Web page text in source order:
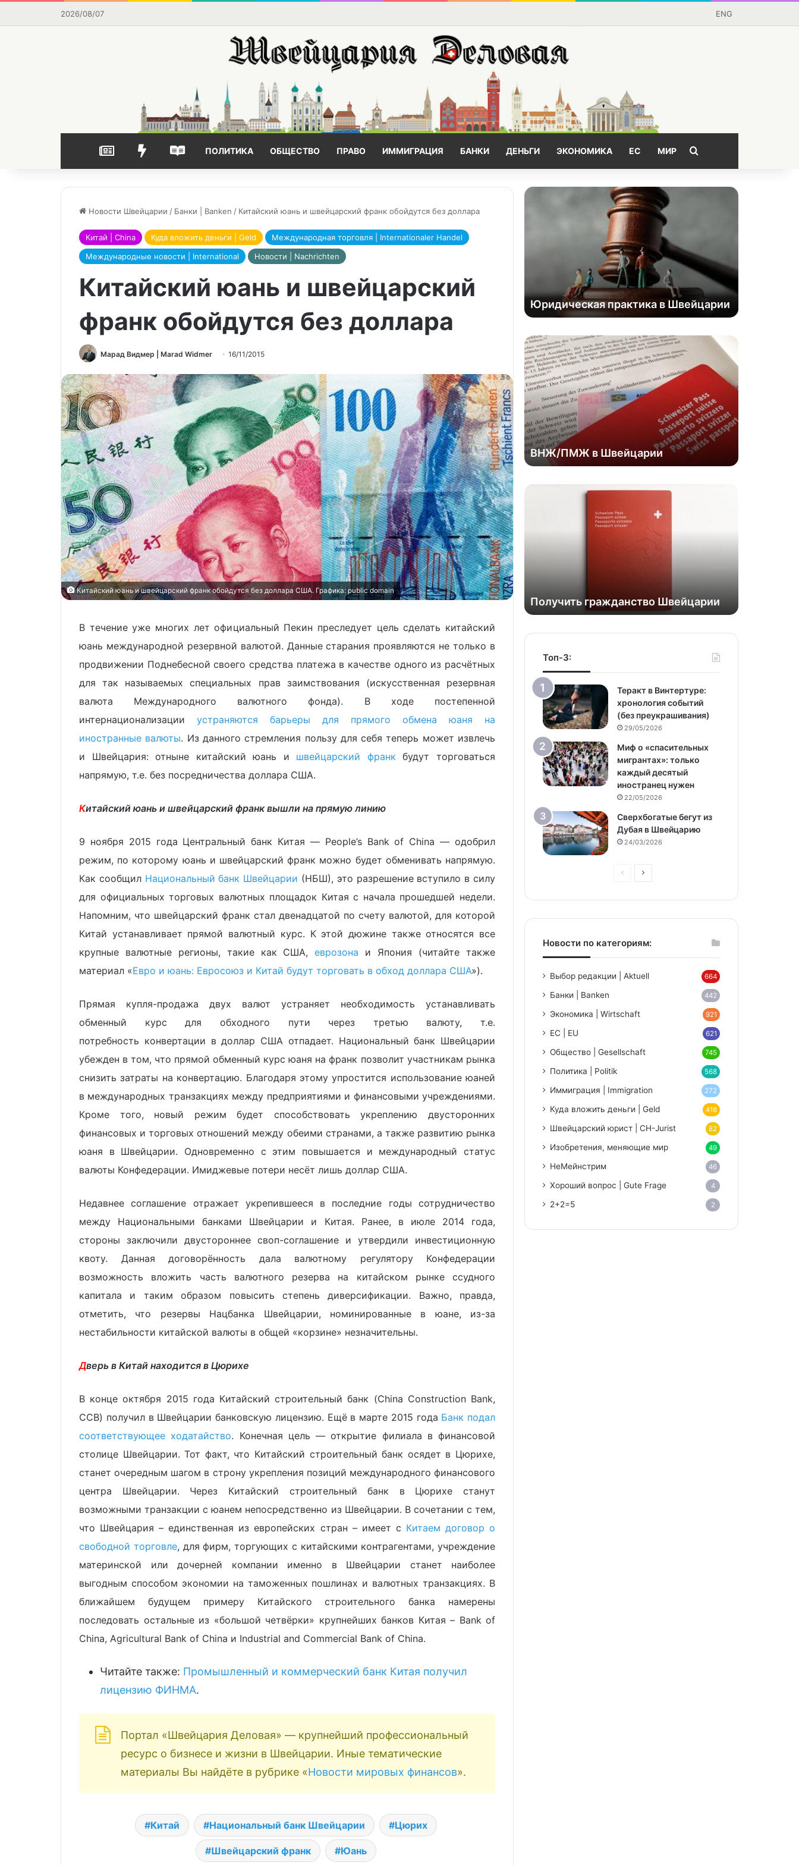
2026/08/07 ENG
НОВОСТИВЫБОР РЕДАКЦИИЧАСТО ЧИТАЕМОЕ
ПОЛИТИКА ОБЩЕСТВО ПРАВО ИММИГРАЦИЯ БАНКИ ДЕНЬГИ ЭКОНОМИКА ЕС МИР Поищем?
Новости Швейцарии / Банки | Banken / Китайский юань и швейцарский франк обойдутся без доллара
Китай | China Куда вложить деньги | Geld
Международная торговля | Internationaler Handel
Международные новости | International
Новости | Nachrichten
Китайский юань и швейцарский
франк обойдутся без доллара
Марад Видмер | Marad Widmer 16/11/2015
Китайский юань и швейцарский франк обойдутся без доллара США. Графика: public domain
В течение уже многих лет официальный Пекин преследует цель сделать китайский
юань международной резервной валютой. Данные старания проявляются не только в
продвижении Поднебесной своего средства платежа в качестве одного из расчётных
для так называемых специальных прав заимствования (искусственная резервная
валюта Международного валютного фонда). В ходе постепенной
интернационализации устраняются барьеры для прямого обмена юаня на
иностранные валюты. Из данного стремления пользу для себя теперь может извлечь
и Швейцария: отныне китайский юань и швейцарский франк будут торговаться
напрямую, т.е. без посредничества доллара США.
Китайский юань и швейцарский франк вышли на прямую линию
9 ноября 2015 года Центральный банк Китая — People’s Bank of China — одобрил
режим, по которому юань и швейцарский франк можно будет обменивать напрямую.
Как сообщил Национальный банк Швейцарии (НБШ), это разрешение вступило в силу
для официальных торговых валютных площадок Китая с начала прошедшей недели.
Напомним, что швейцарский франк стал двенадцатой по счету валютой, для которой
Китай устанавливает прямой валютный курс. К этой дюжине также относятся все
крупные валютные регионы, такие как США,еврозона и Япония (читайте также
материал «Евро и юань: Евросоюз и Китай будут торговать в обход доллара США»).
Прямая купля-продажа двух валют устраняет необходимость устанавливать
обменный курс для обходного пути через третью валюту, т.е.
потребность конвертации в доллар США отпадает. Национальный банк Швейцарии
убежден в том, что прямой обменный курс юаня на франк позволит участникам рынка
снизить затраты на конвертацию. Благодаря этому упростится использование юаней
в международных транзакциях между предприятиями и финансовыми учреждениями.
Кроме того, новый режим будет способствовать укреплению двусторонних
финансовых и торговых отношений между обеими странами, а также развитию рынка
юаня в Швейцарии. Одновременно с этим повышается и международный статус
валюты Конфедерации. Имиджевые потери несёт лишь доллар США.
Недавнее соглашение отражает укрепившееся в последние годы сотрудничество
между Национальными банками Швейцарии и Китая. Ранее, в июле 2014 года,
стороны заключили двустороннее своп-соглашение и утвердили инвестиционную
квоту. Данная договорённость дала валютному регулятору Конфедерации
возможность вложить часть валютного резерва на китайском рынке ссудного
капитала и таким образом повысить степень диверсификации. Важно, правда,
отметить, что резервы Нацбанка Швейцарии, номинированные в юане, из-за
нестабильности китайской валюты в общей «корзине» незначительны.
Дверь в Китай находится в Цюрихе
В конце октября 2015 года Китайский строительный банк (China Construction Bank,
CCB) получил в Швейцарии банковскую лицензию. Ещё в марте 2015 года Банк подал
соответствующее ходатайство. Конечная цель — открытие филиала в финансовой
столице Швейцарии. Тот факт, что Китайский строительный банк осядет в Цюрихе,
станет очередным шагом в строну укрепления позиций международного финансового
центра Швейцарии. Через Китайский строительный банк в Цюрихе станут
возможными транзакции с юанем непосредственно из Швейцарии. В сочетании с тем,
что Швейцария – единственная из европейских стран – имеет с Китаем договор о
свободной торговле, для фирм, торгующих с китайскими контрагентами, учреждение
материнской или дочерней компании именно в Швейцарии станет наиболее
выгодным способом экономии на таможенных пошлинах и валютных транзакциях. В
ближайшем будущем примеру Китайского строительного банка намерены
последовать остальные из «большой четвёрки» крупнейших банков Китая – Bank of
China, Agricultural Bank of China и Industrial and Commercial Bank of China.
Читайте также: Промышленный и коммерческий банк Китая получил
лицензию ФИНМА.
Портал «Швейцария Деловая» — крупнейший профессиональный
ресурс о бизнесе и жизни в Швейцарии. Иные тематические
материалы Вы найдёте в рубрике «Новости мировых финансов».
Китай Национальный банк Швейцарии Цюрих
Швейцарский франк Юань
Юридическая практика в Швейцарии
ВНЖ/ПМЖ в Швейцарии
Получить гражданство Швейцарии
Топ-3:
Теракт в Винтертуре:
хронология событий
(без преукрашивания)
29/05/2026
Миф о «спасительных
мигрантах»: только
каждый десятый
иностранец нужен
22/05/2026
Сверхбогатые бегут из
Дубая в Швейцарию
24/03/2026
Предыдущая
Следующая
Новости по категориям:
Выбор редакции | Aktuell 664
Банки | Banken 442
Экономика | Wirtschaft 921
ЕС | EU 621
Общество | Gesellschaft 745
Политика | Politik 568
Иммиграция | Immigration 272
Куда вложить деньги | Geld 418
Швейцарский юрист | CH-Jurist 82
Изобретения, меняющие мир 49
НеМейнстрим 46
Хороший вопрос | Gute Frage 4
2+2=5 2